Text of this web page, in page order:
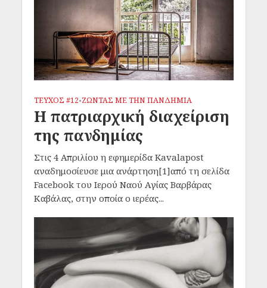
ΤΕΥΧΟΣ #12•ΖΩΝΤΑΣ ΜΕ ΤΗΝ ΠΑΝΔΗΜΙΑ
Η πατριαρχική διαχείριση
της πανδημίας
Στις 4 Απριλίου η εφημερίδα Kavalapost
αναδημοσίευσε μια ανάρτηση[1]από τη σελίδα
Facebook του Ιερού Ναού Αγίας Βαρβάρας
Καβάλας, στην οποία ο ιερέας...